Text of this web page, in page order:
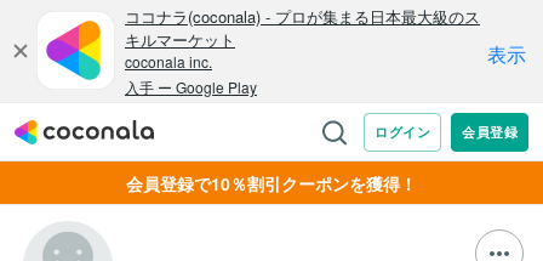
会員登録で10％割引クーポンを獲得！